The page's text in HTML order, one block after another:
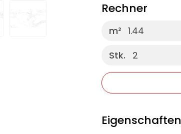
Rechner
m² 1.44
Stk.
2
Eigenschaften